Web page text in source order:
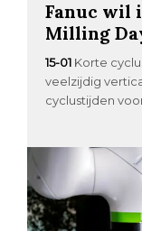
Fanuc wil
Milling
15-01 Korte
veelzijdig
cyclustijden